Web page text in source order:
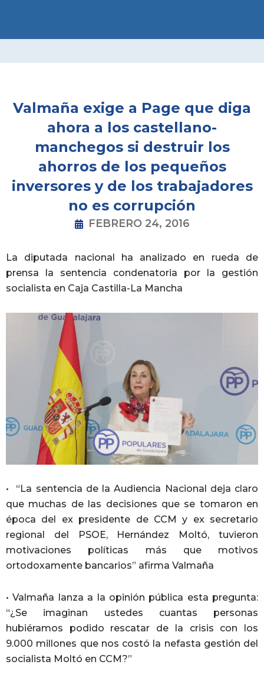
Valmaña exige a Page que diga
ahora a los castellano-
manchegos si destruir los
ahorros de los pequeños
inversores y de los trabajadores
no es corrupción
FEBRERO 24, 2016
La diputada nacional ha analizado en rueda de
prensa la sentencia condenatoria por la gestión
socialista en Caja Castilla-La Mancha
• “La sentencia de la Audiencia Nacional deja claro
que muchas de las decisiones que se tomaron en
época del ex presidente de CCM y ex secretario
regional del PSOE, Hernández Moltó, tuvieron
motivaciones políticas más que motivos
ortodoxamente bancarios” afirma Valmaña
• Valmaña lanza a la opinión pública esta pregunta:
“¿Se imaginan ustedes cuantas personas
hubiéramos podido rescatar de la crisis con los
9.000 millones que nos costó la nefasta gestión del
socialista Moltó en CCM?”